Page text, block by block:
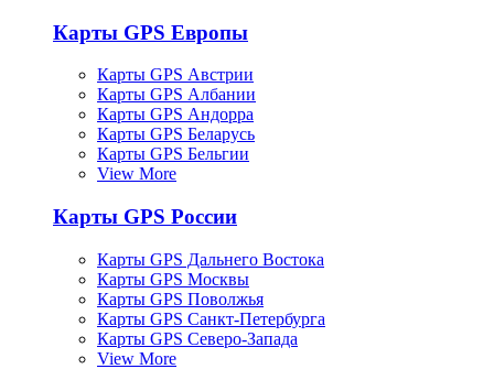
Карты GPS Европы
Карты GPS Австрии
Карты GPS Албании
Карты GPS Андорра
Карты GPS Беларусь
Карты GPS Бельгии
View More
Карты GPS России
Карты GPS Дальнего Востока
Карты GPS Москвы
Карты GPS Поволжья
Карты GPS Санкт-Петербурга
Карты GPS Северо-Запада
View More